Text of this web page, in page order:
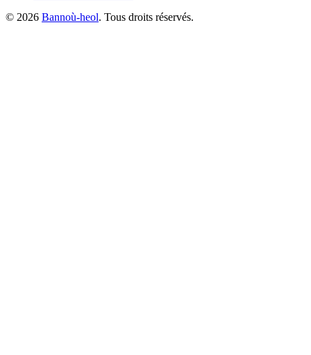
© 2026 Bannoù-heol. Tous droits réservés.